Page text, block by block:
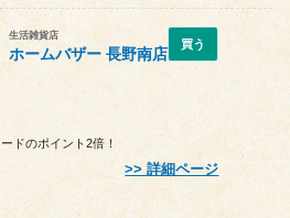
生活雑貨店
ホームバザー 長野南店
買う
ドのポイント2倍！
詳細ページ